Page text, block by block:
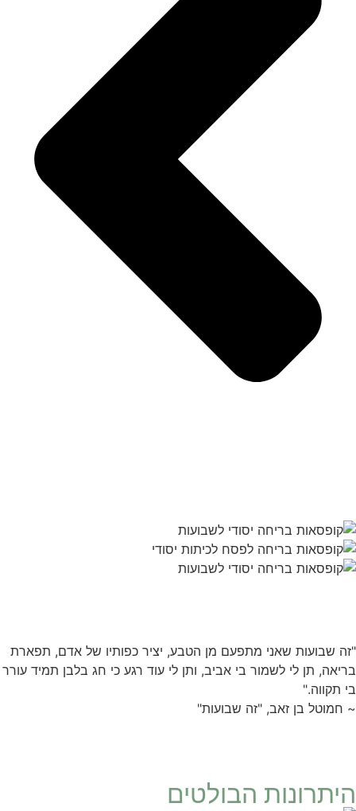
"זה שבועות שאני מתפעם מן הטבע, יציר כפותיו של אדם, תפארת
בריאה, תן לי לשמור בי אביב, ותן לי עוד רגע כי חג בלבן תמיד עורר
בי תקווה."
~ חמוטל בן זאב, "זה שבועות"
היתרונות הבולטים